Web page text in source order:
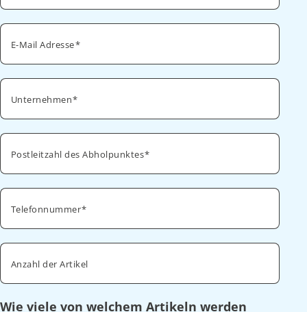
E-Mail Adresse
Unternehmen
Postleitzahl des Abholpunktes
Telefonnummer
Anzahl der Artikel
Wie viele von welchem Artikeln werden